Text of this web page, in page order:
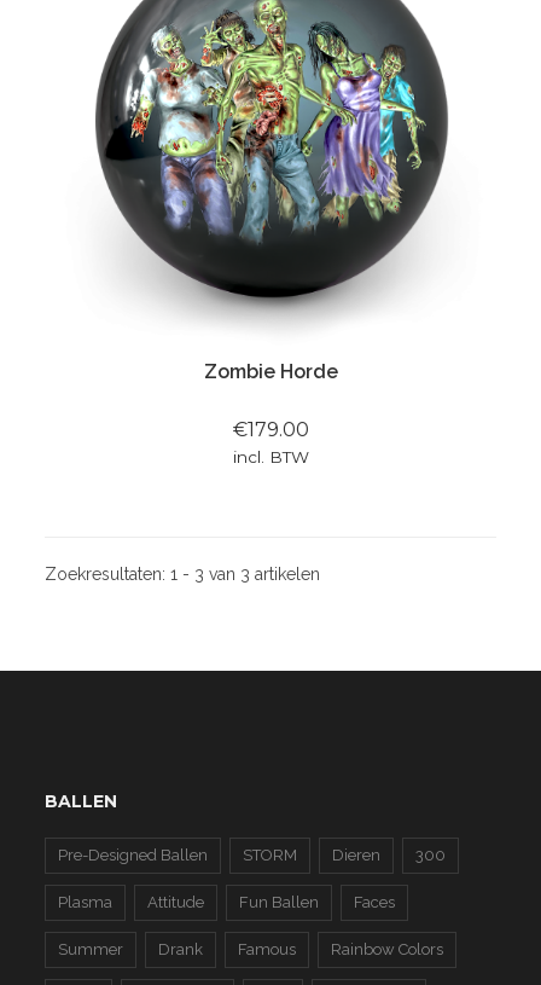
Zombie Horde
€179.00
incl. BTW
Zoekresultaten:1 - 3 van 3 artikelen
BALLEN
Pre-Designed Ballen STORM Dieren 300
Plasma Attitude Fun Ballen Faces
Summer Drank Famous Rainbow Colors